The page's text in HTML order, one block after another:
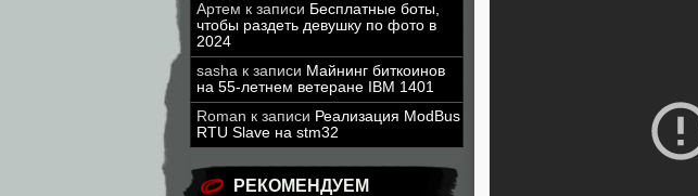
Артем к записи Бесплатные боты,
чтобы раздеть девушку по фото в
2024
sasha к записи Майнинг биткоинов
на 55-летнем ветеране IBM 1401
Roman к записи Реализация ModBus
RTU Slave на stm32
РЕКОМЕНДУЕМ